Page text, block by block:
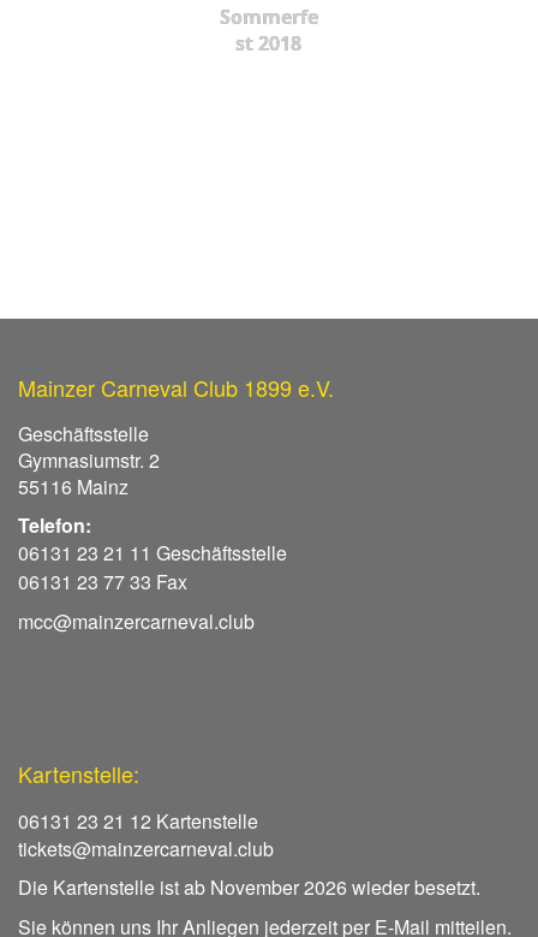
Sommerfe
st 2018
Mainzer Carneval Club 1899 e.V.
Geschäftsstelle
Gymnasiumstr. 2
55116 Mainz
Telefon:
06131 23 21 11 Geschäftsstelle
06131 23 77 33 Fax
mcc@mainzercarneval.club
Kartenstelle:
06131 23 21 12 Kartenstelle
tickets@mainzercarneval.club
Die Kartenstelle ist ab November 2026 wieder besetzt.
Sie können uns Ihr Anliegen jederzeit per E-Mail mitteilen.